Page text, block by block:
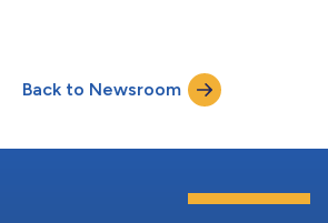
integreren op een moment dat de druk
er steeds meer gesofisticeerde
report is gebaseerd op een bevraging bij m...
Back to Newsroom